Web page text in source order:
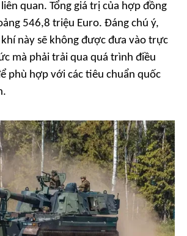
quan. Tổng giá trị của hợp đồng
546,8 triệu Euro. Đáng chú ý,
này sẽ không được đưa vào trực
mà phải trải qua quá trình điều
phù hợp với các tiêu chuẩn quốc